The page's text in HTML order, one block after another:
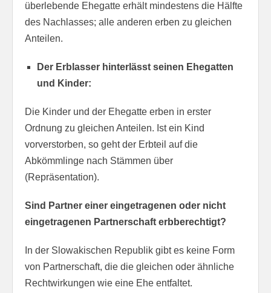
überlebende Ehegatte erhält mindestens die Hälfte
des Nachlasses; alle anderen erben zu gleichen
Anteilen.
Der Erblasser hinterlässt seinen Ehegatten
und Kinder:
Die Kinder und der Ehegatte erben in erster
Ordnung zu gleichen Anteilen. Ist ein Kind
vorverstorben, so geht der Erbteil auf die
Abkömmlinge nach Stämmen über
(Repräsentation).
Sind Partner einer eingetragenen oder nicht
eingetragenen Partnerschaft erbberechtigt?
In der Slowakischen Republik gibt es keine Form
von Partnerschaft, die die gleichen oder ähnliche
Rechtwirkungen wie eine Ehe entfaltet.